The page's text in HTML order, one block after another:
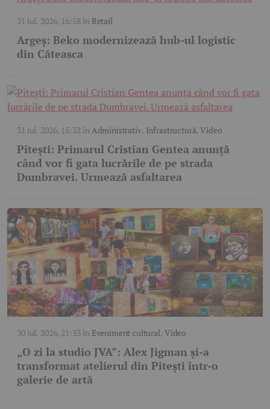
31 iul. 2026, 16:58în Retail
Argeș: Beko modernizează hub-ul logistic
din Căteasca
31 iul. 2026, 15:32 înAdministrativ, Infrastructură,Video
Pitești: Primarul Cristian Gentea anunță
când vor fi gata lucrările de pe strada
Dumbravei. Urmează asfaltarea
30 iul. 2026, 21:33în Eveniment cultural, Video
„O zi la studio JVA”: Alex Jigman și-a
transformat atelierul din Pitești într-o
galerie de artă